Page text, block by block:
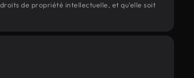
de propriété intellectuelle, et qu'elle soit